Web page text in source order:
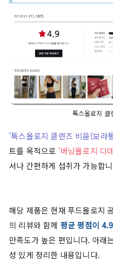
톡스올로지 클
'톡스올로지 클렌즈 비움(보라
트를 목적으로 '버닝올로지 디
서나 간편하게 섭취가 가능합
해당 제품은 현재 푸드올로지
의 리뷰와 함께 평균 평점이
만족도가 높은 편입니다. 아래
성 있게 정리한 내용입니다.